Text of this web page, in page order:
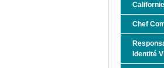
Chef
Identité